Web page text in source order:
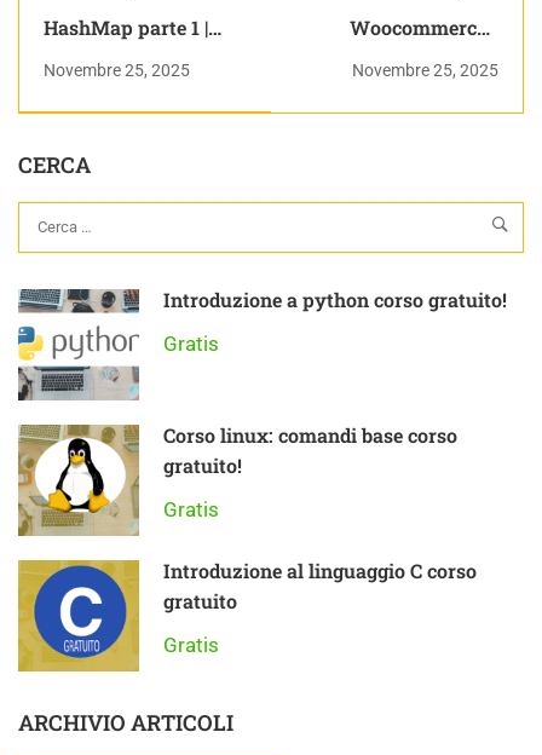
HashMap parte 1 |
Novembre 25, 2025
Woocommerce -
Corso E-commerce
con woocommerce
Novembre 25, 2025
CERCA
Introduzione a python corso gratuito!
Gratis
Corso linux: comandi base corso
gratuito!
Gratis
Introduzione al linguaggio C corso
gratuito
Gratis
ARCHIVIO ARTICOLI